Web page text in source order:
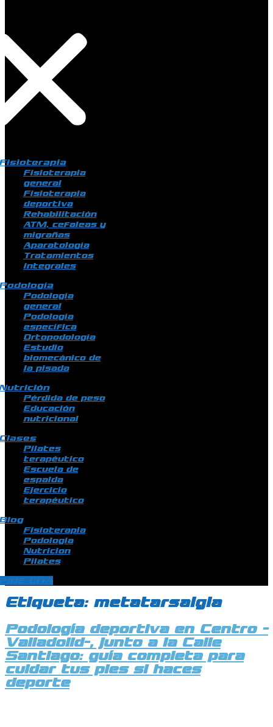
Fisioterapia
general
Fisioterapia
deportiva
Rehabilitación
ATM, cefaleas y
migrañas
Aparatología
Tratamientos
integrales
Podología
general
Podología
específica
Ortopodología
Estudio
biomecánico de
la pisada
Pérdida de peso
Educación
nutricional
Pilates
terapéutico
Escuela de
espalda
Ejercicio
terapéutico
Fisioterapia
Podologia
Nutricion
Pilates
Etiqueta: metatarsalgia
Podología deportiva en Centro -
Valladolid-, junto a la Calle
Santiago: guía completa para
cuidar tus pies si haces
deporte